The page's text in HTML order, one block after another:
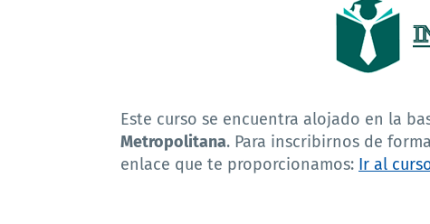
Este curso se encuentra alojado en la
Metropolitana. Para inscribirnos de
enlace que te proporcionamos: Ir al